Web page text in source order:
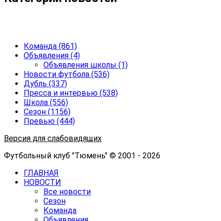
Команда (861)
Объявления (4)
Объявления школы (1)
Новости футбола (536)
Дубль (337)
Пресса и интервью (538)
Школа (556)
Сезон (1156)
Превью (444)
Версия для слабовидящих
Футбольный клуб "Тюмень" © 2001 - 2026
ГЛАВНАЯ
НОВОСТИ
Все новости
Сезон
Команда